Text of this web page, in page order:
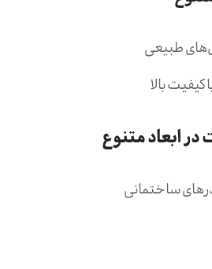
طبیعی
کیفیت بالا
ابعاد متنوع
ساختمانی